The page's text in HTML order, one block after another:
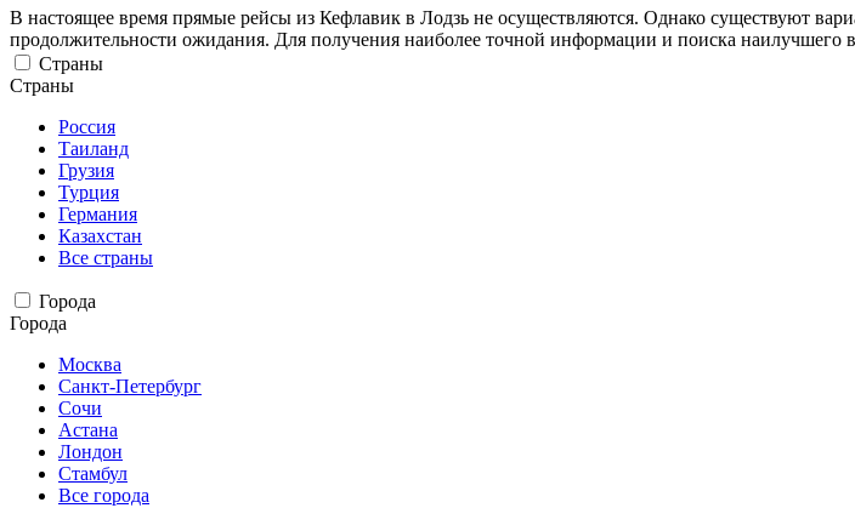
В настоящее время прямые рейсы из Кефлавик в Лодзь не осуществляются. Однако существуют
продолжительности ожидания. Для получения наиболее точной информации и поиска наилучшего
Страны
Страны
Россия
Таиланд
Грузия
Турция
Германия
Казахстан
Все страны
Города
Города
Москва
Санкт-Петербург
Сочи
Астана
Лондон
Стамбул
Все города